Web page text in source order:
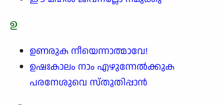
ഉ
ഉണരുക നീയെന്നാത്മാവേ!
ഉഷഃകാലം നാം എഴുന്നേൽക്കുക
പരനേശുവെ സ്തുതിപ്പാൻ